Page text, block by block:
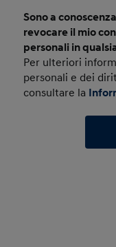
Sono a
revocare il mio
personali in
Per ulteriori
personali e dei
consultare la